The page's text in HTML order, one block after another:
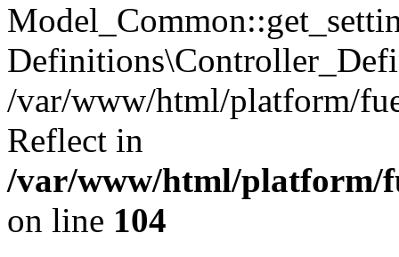
/var/www/html/platform/
Reflect in
/var/www/html/platform/
on line 104